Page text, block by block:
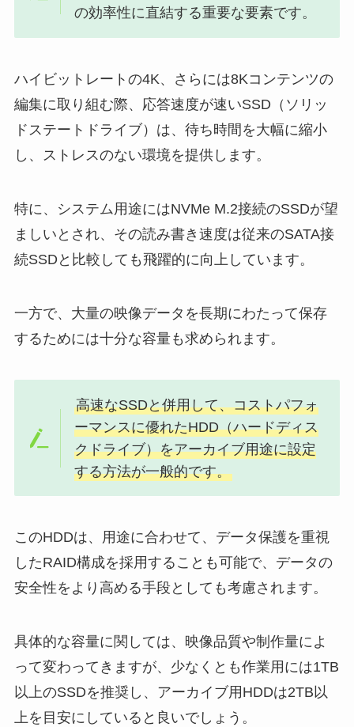
の効率性に直結する重要な要素です。
ハイビットレートの4K、さらには8Kコンテンツの
編集に取り組む際、応答速度が速いSSD（ソリッ
ドステートドライブ）は、待ち時間を大幅に縮小
し、ストレスのない環境を提供します。
特に、システム用途にはNVMe M.2接続のSSDが望
ましいとされ、その読み書き速度は従来のSATA接
続SSDと比較しても飛躍的に向上しています。
一方で、大量の映像データを長期にわたって保存
するためには十分な容量も求められます。
高速なSSDと併用して、コストパフォ
ーマンスに優れたHDD（ハードディス
クドライブ）をアーカイブ用途に設定
する方法が一般的です。
このHDDは、用途に合わせて、データ保護を重視
したRAID構成を採用することも可能で、データの
安全性をより高める手段としても考慮されます。
具体的な容量に関しては、映像品質や制作量によ
って変わってきますが、少なくとも作業用には1TB
以上のSSDを推奨し、アーカイブ用HDDは2TB以
上を目安にしていると良いでしょう。